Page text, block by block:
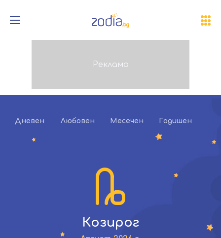
Дневен Любовен Месечен Годишен
Козирог